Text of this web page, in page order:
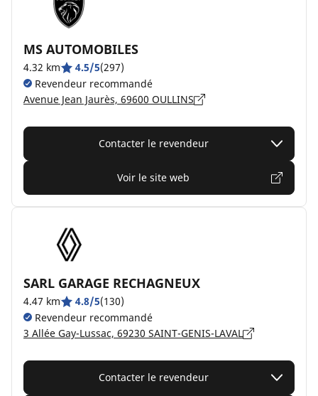
MS AUTOMOBILES
4.32 km 4.5/5(297)
Revendeur recommandé
Avenue Jean Jaurès, 69600 OULLINS
Contacter le revendeur
Voir le site web
SARL GARAGE RECHAGNEUX
4.47 km 4.8/5(130)
Revendeur recommandé
3 Allée Gay-Lussac, 69230 SAINT-GENIS-LAVAL
Contacter le revendeur